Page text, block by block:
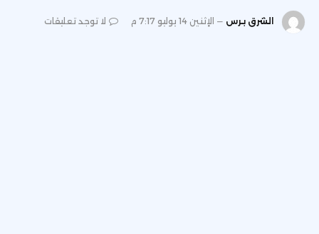
الشرق برس الإثنين 14 يوليو 7:17 م لا توجد تعليقات